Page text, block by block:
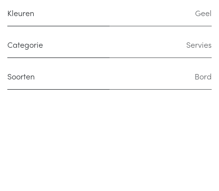
Kleuren Geel
Categorie Servies
Soorten Bord